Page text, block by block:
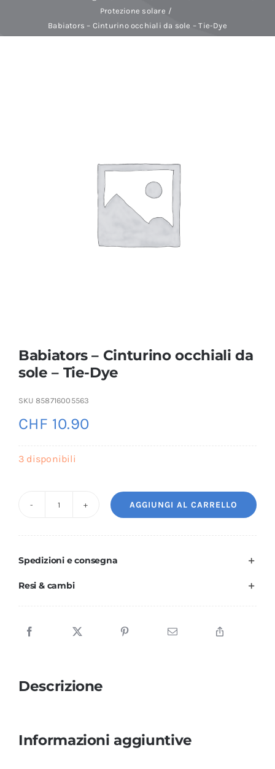
Baby Spa
Protezione solare
Babiators – Cinturino occhiali da sole – Tie-Dye
Babiators – Cinturino occhiali da
sole – Tie-Dye
SKU 858716005563
CHF 10.90
3 disponibili
occhiali
da
Tie-
AGGIUNGI AL CARRELLO
Spedizioni e consegna
Resi & cambi
Descrizione
Informazioni aggiuntive